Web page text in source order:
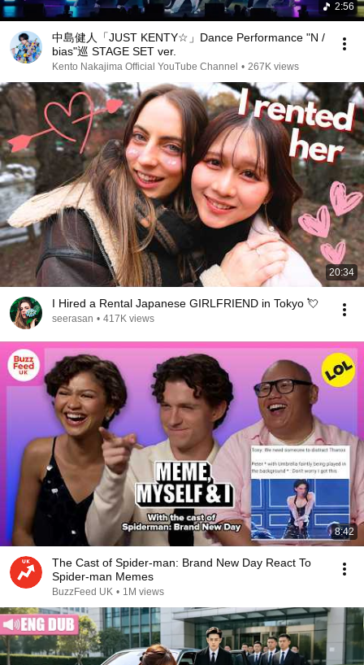
2:56
中島健人「JUST KENTY☆」Dance Performance "N /
bias"巡 STAGE SET ver.
Kento Nakajima Official YouTube Channel • 267K views
20:34
I Hired a Rental Japanese GIRLFRIEND in Tokyo 💘
seerasan • 417K views
8:42
The Cast of Spider-man: Brand New Day React To
Spider-man Memes
BuzzFeed UK • 1M views